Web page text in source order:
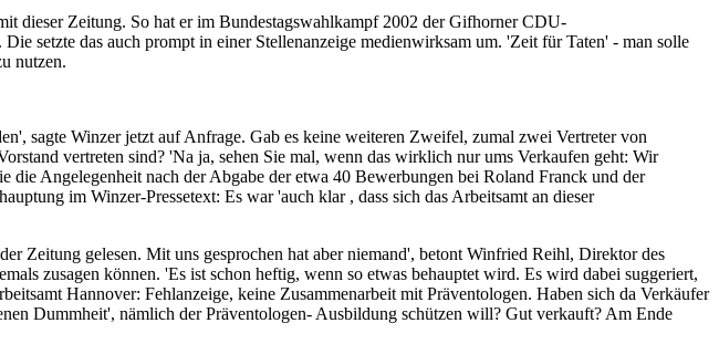
dieser Zeitung. So hat er im Bundestagswahlkampf 2002 der Gifhorner CDU-
setzte das auch prompt in einer Stellenanzeige medienwirksam um. 'Zeit für Taten' - man solle
nutzen.
sagte Winzer jetzt auf Anfrage. Gab es keine weiteren Zweifel, zumal zwei Vertreter von
vertreten sind? 'Na ja, sehen Sie mal, wenn das wirklich nur ums Verkaufen geht: Wir
Angelegenheit nach der Abgabe der etwa 40 Bewerbungen bei Roland Franck und der
im Winzer-Pressetext: Es war 'auch klar , dass sich das Arbeitsamt an dieser
Zeitung gelesen. Mit uns gesprochen hat aber niemand', betont Winfried Reihl, Direktor des
zusagen können. 'Es ist schon heftig, wenn so etwas behauptet wird. Es wird dabei suggeriert,
Hannover: Fehlanzeige, keine Zusammenarbeit mit Präventologen. Haben sich da Verkäufer
Dummheit', nämlich der Präventologen- Ausbildung schützen will? Gut verkauft? Am Ende